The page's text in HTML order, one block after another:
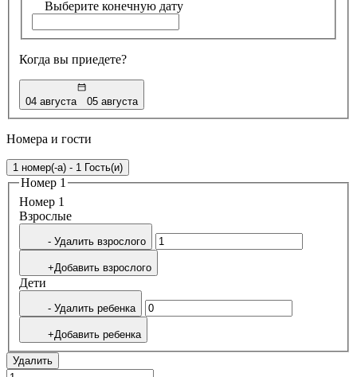
Выберите конечную дату
Когда вы приедете?
04 августа 05 августа
Номера и гости
1 номер(-а) - 1 Гость(и)
Номер 1
Номер 1
Bзрослые
- Удалить взрослого
+Добавить взрослого
Дети
- Удалить ребенка
+Добавить ребенка
Удалить